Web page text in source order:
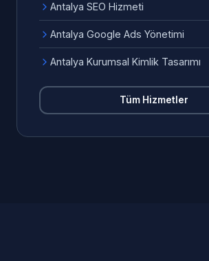
Antalya SEO Hizmeti
Antalya Google Ads Yönetimi
Antalya Kurumsal Kimlik Tasarımı
Tüm Hizmetler